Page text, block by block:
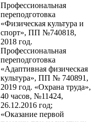
Профессиональная
переподготовка
«Физическая культура и
спорт», ПП №740818,
2018 год.
Профессиональная
переподготовка
«Адаптивная физическая
культура», ПП № 740891,
2019 год. «Охрана труда»,
40 часов, №11424,
26.12.2016 год;
«Оказание первой